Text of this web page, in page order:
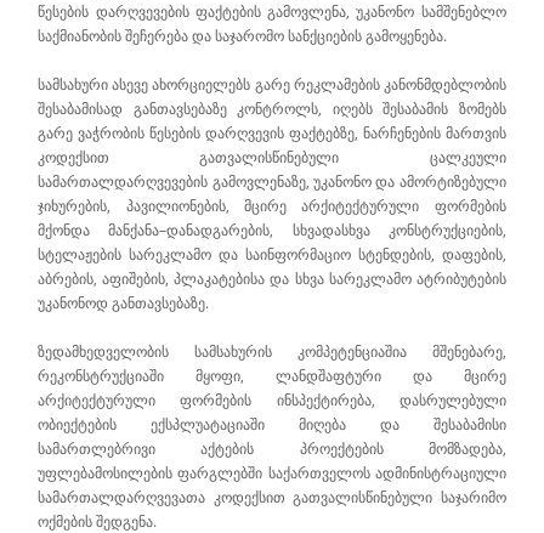
წესების დარღვევების ფაქტების გამოვლენა, უკანონო სამშენებლო
საქმიანობის შეჩერება და საჯარომო სანქციების გამოყენება.
სამსახური ასევე ახორციელებს გარე რეკლამების კანონმდებლობის
შესაბამისად განთავსებაზე კონტროლს, იღებს შესაბამის ზომებს
გარე ვაჭრობის წესების დარღვევის ფაქტებზე, ნარჩენების მართვის
კოდექსით გათვალისწინებული ცალკეული
სამართალდარღვევების გამოვლენაზე, უკანონო და ამორტიზებული
ჯიხურების, პავილიონების, მცირე არქიტექტურული ფორმების
მქონდა მანქანა–დანადგარების, სხვადასხვა კონსტრუქციების,
სტელაჟების სარეკლამო და საინფორმაციო სტენდების, დაფების,
აბრების, აფიშების, პლაკატებისა და სხვა სარეკლამო ატრიბუტების
უკანონოდ განთავსებაზე.
ზედამხედველობის სამსახურის კომპეტენციაშია მშენებარე,
რეკონსტრუქციაში მყოფი, ლანდშაფტური და მცირე
არქიტექტურული ფორმების ინსპექტირება, დასრულებული
ობიექტების ექსპლუატაციაში მიღება და შესაბამისი
სამართლებრივი აქტების პროექტების მომზადება,
უფლებამოსილების ფარგლებში საქართველოს ადმინისტრაციული
სამართალდარღვევათა კოდექსით გათვალისწინებული საჯარიმო
ოქმების შედგენა.